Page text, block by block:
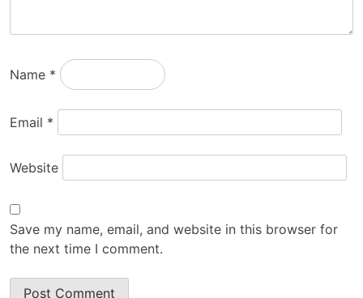
Name *
Email *
Website
Save my name, email, and website in this browser for
the next time I comment.